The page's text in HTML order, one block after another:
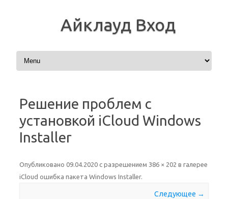
Айклауд Вход
Перейти к содержимому
Решение проблем с
установкой iCloud Windows
Installer
Опубликовано 09.04.2020 с разрешением 386 × 202 в галерее
iCloud ошибка пакета Windows Installer.
Следующее →